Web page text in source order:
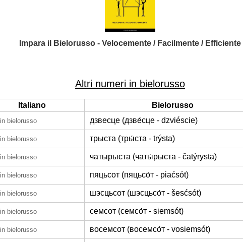
Impara il Bielorusso - Velocemente / Facilmente / Efficiente
Altri numeri in bielorusso
Italiano
Bielorusso
in bielorusso дзвесце (дзве́сце - dzviéscie)
in bielorusso трыста (тры́ста - trýsta)
in bielorusso чатырыста (чаты́рыста - čatýrysta)
in bielorusso пяцьсот (пяцьсо́т - piaćsót)
in bielorusso шэсцьсот (шэсцьсо́т - šesćsót)
in bielorusso семсот (семсо́т - siemsót)
in bielorusso восемсот (восемсо́т - vosiemsót)